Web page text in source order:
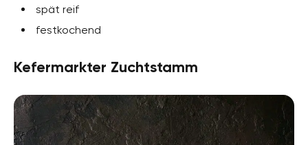
spät reif
festkochend
Kefermarkter Zuchtstamm